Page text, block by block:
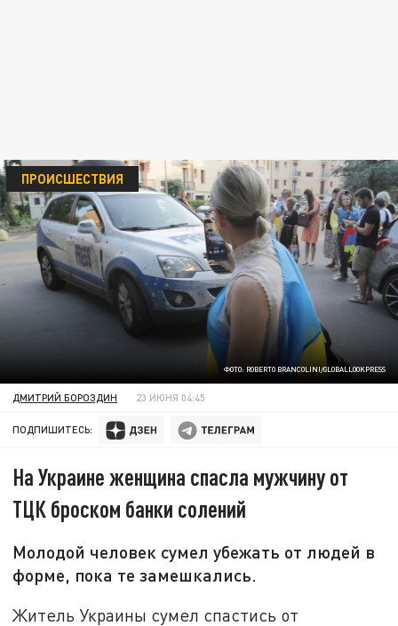
ФОТО: ROBERTO BRANCOLINI/GLOBALLOOKPRESS
ПРОИСШЕСТВИЯ
ДМИТРИЙ БОРОЗДИН 23 ИЮНЯ 04:45
ПОДПИШИТЕСЬ:
На Украине женщина спасла мужчину от
ТЦК броском банки солений
Молодой человек сумел убежать от людей в
форме, пока те замешкались.
Житель Украины сумел спастись от